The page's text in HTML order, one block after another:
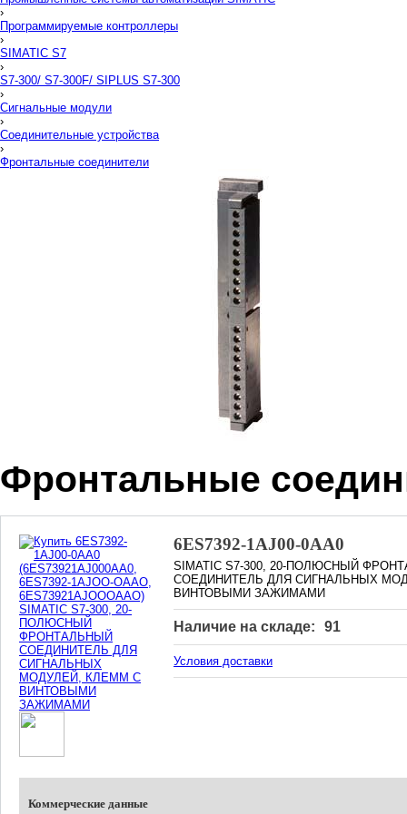
›
Программируемые контроллеры
›
SIMATIC S7
›
S7-300/ S7-300F/ SIPLUS S7-300
›
Сигнальные модули
›
Соединительные устройства
›
Фронтальные соединители
Фронтальные
6ES7392-1AJ00-0AA0
SIMATIC S7-300, 20-ПОЛЮСНЫЙ
СОЕДИНИТЕЛЬ ДЛЯ СИГНАЛЬНЫХ
ВИНТОВЫМИ ЗАЖИМАМИ
Наличие на складе: 91
Условия доставки
Коммерческие данные